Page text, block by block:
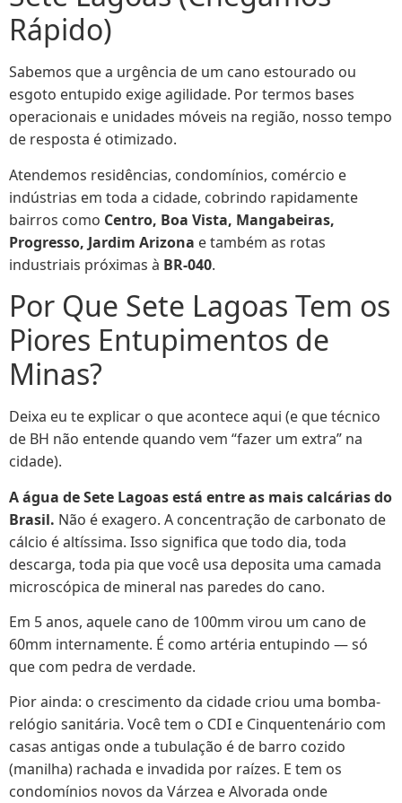
Rápido)
Sabemos que a urgência de um cano estourado ou
esgoto entupido exige agilidade. Por termos bases
operacionais e unidades móveis na região, nosso tempo
de resposta é otimizado.
Atendemos residências, condomínios, comércio e
indústrias em toda a cidade, cobrindo rapidamente
bairros como Centro, Boa Vista, Mangabeiras,
Progresso, Jardim Arizona e também as rotas
industriais próximas à BR-040.
Por Que Sete Lagoas Tem os
Piores Entupimentos de
Minas?
Deixa eu te explicar o que acontece aqui (e que técnico
de BH não entende quando vem “fazer um extra” na
cidade).
A água de Sete Lagoas está entre as mais calcárias do
Brasil. Não é exagero. A concentração de carbonato de
cálcio é altíssima. Isso significa que todo dia, toda
descarga, toda pia que você usa deposita uma camada
microscópica de mineral nas paredes do cano.
Em 5 anos, aquele cano de 100mm virou um cano de
60mm internamente. É como artéria entupindo — só
que com pedra de verdade.
Pior ainda: o crescimento da cidade criou uma bomba-
relógio sanitária. Você tem o CDI e Cinquentenário com
casas antigas onde a tubulação é de barro cozido
(manilha) rachada e invadida por raízes. E tem os
condomínios novos da Várzea e Alvorada onde